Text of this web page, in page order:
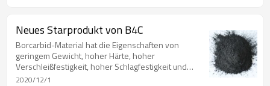
Neues Starprodukt von B4C
Borcarbid-Material hat die Eigenschaften von
geringem Gewicht, hoher Härte, hoher
Verschleißfestigkeit, hoher Schlagfestigkeit und
Neutronenabsorption. Es hat breite
2020/12/1